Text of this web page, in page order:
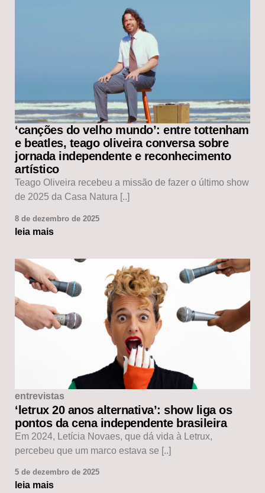
‘canções do velho mundo’: entre tottenham
e beatles, teago oliveira conversa sobre
jornada independente e reconhecimento
artístico
Teago Oliveira recebeu a missão de fazer o último show
de 2025 da Casa Natura [..]
8 de dezembro de 2025
leia mais
entrevistas
‘letrux 20 anos alternativa’: show liga os
pontos da cena independente brasileira
Em 2024, Letícia Novaes, que dá vida à Letrux,
percebeu que um marco estava se [..]
5 de dezembro de 2025
leia mais